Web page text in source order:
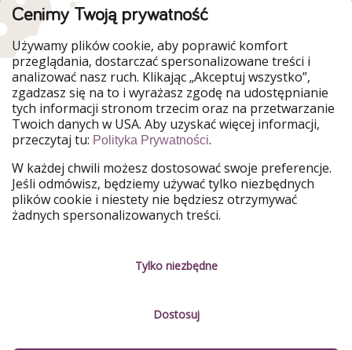
WakacyjniPiraci są częścią Grupy HolidayPirates
Nasze rynki
PiratinViaggio
HolidayPirates
VakantiePiraten
VoyagesPirates
Ferienpiraten
Urlaubspiraten
Urlaubspiraten
ViajerosPiratas
TravelPirates
Nasza grupa
HolidayPirates Group
Poznaj nas! Informacje prawne
O firmie
Cenimy Twoją prywatność
Używamy plików cookie, aby poprawić komfort
przeglądania, dostarczać spersonalizowane treści i
analizować nasz ruch. Klikając „Akceptuj wszystko”,
zgadzasz się na to i wyrażasz zgodę na udostępnianie
tych informacji stronom trzecim oraz na przetwarzanie
Twoich danych w USA. Aby uzyskać więcej informacji,
przeczytaj tu: Polityka Prywatności.
W każdej chwili możesz dostosować swoje preferencje.
Jeśli odmówisz, będziemy używać tylko niezbędnych
plików cookie i niestety nie będziesz otrzymywać
żadnych spersonalizowanych treści.
Tylko niezbędne
Dostosuj